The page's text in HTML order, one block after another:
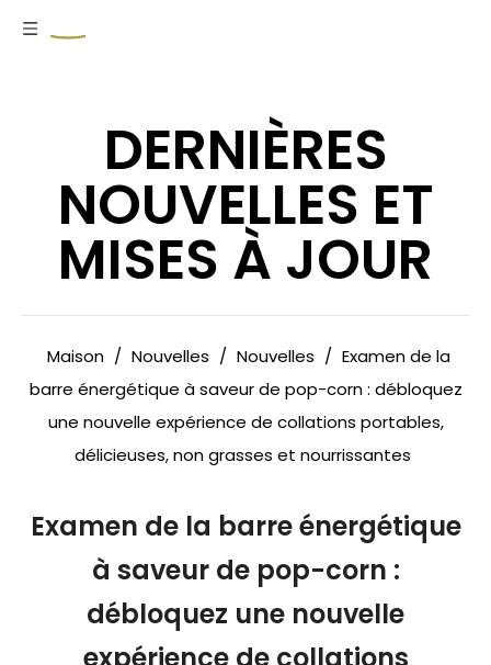
DERNIÈRES
NOUVELLES ET
MISES À JOUR
Maison / Nouvelles / Nouvelles / Examen de la
barre énergétique à saveur de pop-corn : débloquez
une nouvelle expérience de collations portables,
délicieuses, non grasses et nourrissantes
Examen de la barre énergétique
à saveur de pop-corn :
débloquez une nouvelle